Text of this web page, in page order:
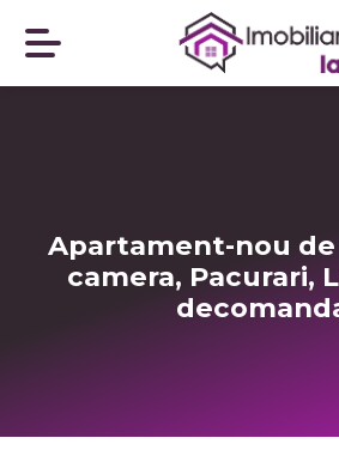
Apartament-nou de
camera, Pacurari,